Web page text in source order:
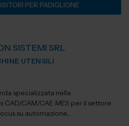
PER PADIGLIONE
SISTEMI SRL
UTENSILI
specializzata nella
CAD/CAM/CAE MES per il settore
su automazione,